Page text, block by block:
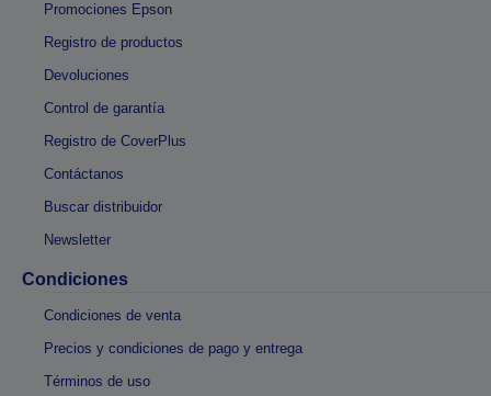
Promociones Epson
Registro de productos
Devoluciones
Control de garantía
Registro de CoverPlus
Contáctanos
Buscar distribuidor
Newsletter
Condiciones
Condiciones de venta
Precios y condiciones de pago y entrega
Términos de uso